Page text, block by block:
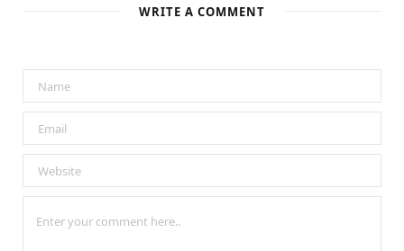
WRITE A COMMENT